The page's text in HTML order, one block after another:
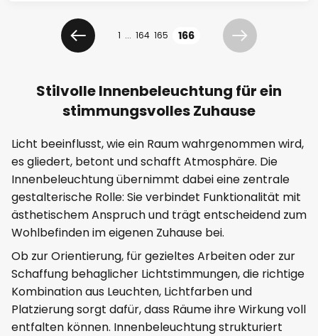
Zurück
Seite
1 ... 164 165 166 Weiter
Stilvolle Innenbeleuchtung für ein
stimmungsvolles Zuhause
Licht beeinflusst, wie ein Raum wahrgenommen wird,
es gliedert, betont und schafft Atmosphäre. Die
Innenbeleuchtung übernimmt dabei eine zentrale
gestalterische Rolle: Sie verbindet Funktionalität mit
ästhetischem Anspruch und trägt entscheidend zum
Wohlbefinden im eigenen Zuhause bei.
Ob zur Orientierung, für gezieltes Arbeiten oder zur
Schaffung behaglicher Lichtstimmungen, die richtige
Kombination aus Leuchten, Lichtfarben und
Platzierung sorgt dafür, dass Räume ihre Wirkung voll
entfalten können. Innenbeleuchtung strukturiert